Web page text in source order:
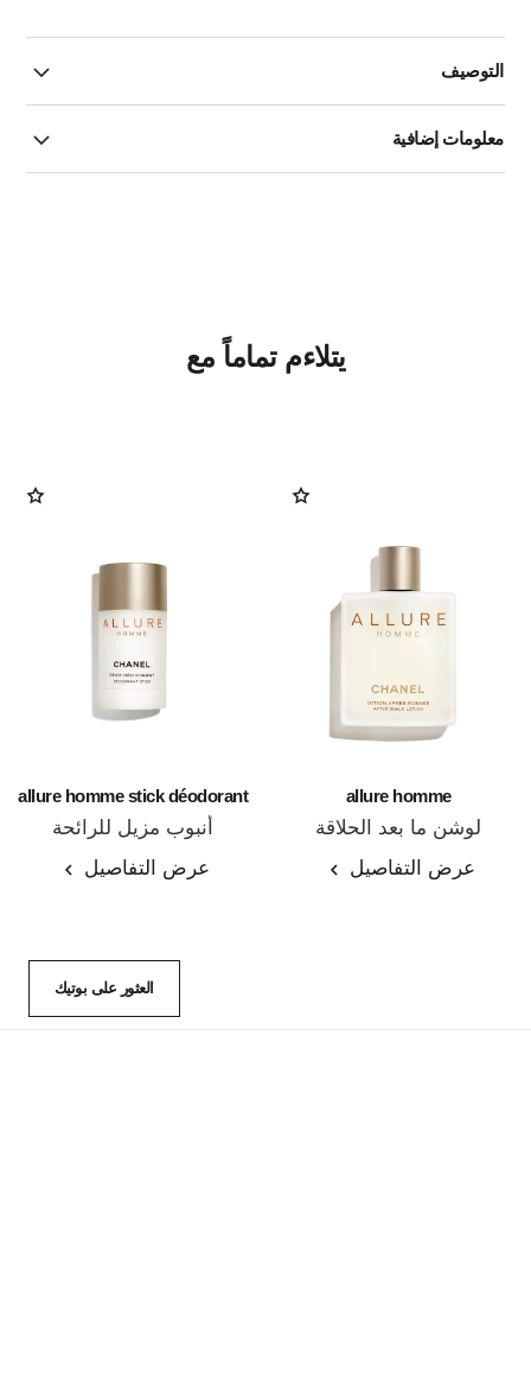
التوصيف
معلومات إضافية
يتلاءم تماماً مع
allure homme
لوشن ما بعد الحلاقة
عرض التفاصيل
allure homme stick déodorant
أنبوب مزيل للرائحة
عرض التفاصيل
العثور على بوتيك